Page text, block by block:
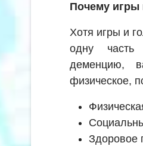
Почему игры
Хотя игры и
одну часть
деменцию,
физическое,
Здоровое